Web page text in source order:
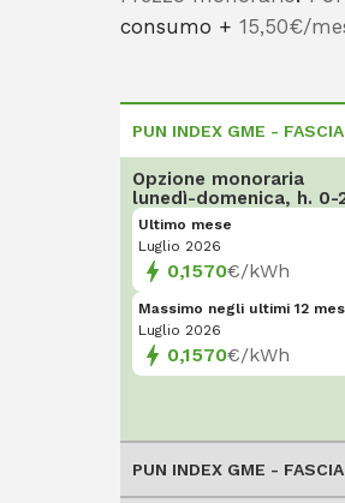
consumo + 15,50€/
PUN INDEX GME -
Opzione monoraria
lunedì-domenica, h. 0-
Ultimo mese
Luglio 2026
0,1570€/kWh
Massimo negli ultimi 12
Luglio 2026
0,1570€/kWh
PUN INDEX GME - FASCIA